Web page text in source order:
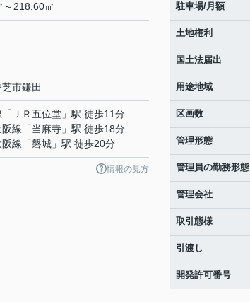
～218.60㎡
芝市鎌田
「 ＪＲ五位堂 」駅 徒歩11分
線 「当麻寺 」駅 徒歩18分
線 「磐城 」駅 徒歩20分
情報の見方
駐車場/月額
土地権利
国土法届出
用途地域
区画数
管理形態
管理員の勤務形態
管理会社
取引態様
引渡し
開発許可番号